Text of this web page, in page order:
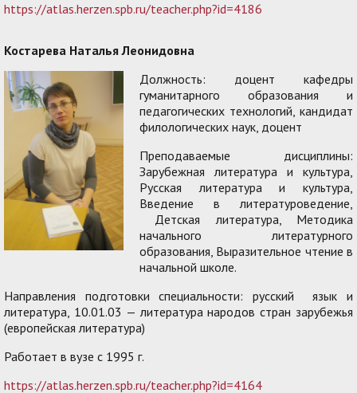
https://atlas.herzen.spb.ru/teacher.php?id=4186
Костарева Наталья Леонидовна
Должность: доцент кафедры
гуманитарного образования и
педагогических технологий, кандидат
филологических наук, доцент
Преподаваемые дисциплины:
Зарубежная литература и культура,
Русская литература и культура,
Введение в литературоведение,
Детская литература, Методика
начального литературного
образования, Выразительное чтение в
начальной школе.
Направления подготовки специальности: русский язык и
литература, 10.01.03 — литература народов стран зарубежья
(европейская литература)
Работает в вузе с 1995 г.
https://atlas.herzen.spb.ru/teacher.php?id=4164